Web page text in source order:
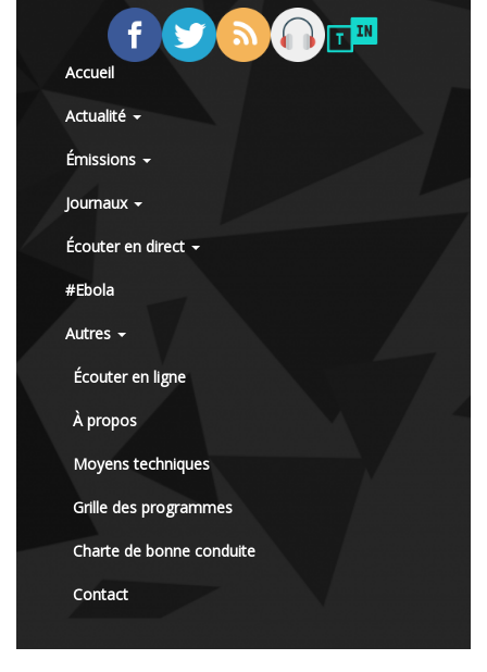
Accueil
Actualité
Émissions
Journaux
Écouter en direct
#Ebola
Autres
Écouter en ligne
À propos
Moyens techniques
Grille des programmes
Charte de bonne conduite
Contact